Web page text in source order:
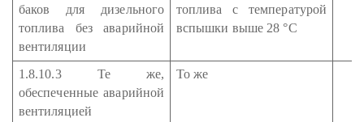
баков для дизельного
топлива без аварийной
вентиляции
топлива с температурой
вспышки выше 28 °С
1.8.10.3 Те же,
обеспеченные аварийной
вентиляцией
То же